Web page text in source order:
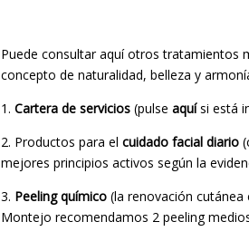
Puede consultar aquí otros tratamientos
concepto de naturalidad, belleza y
1. Cartera de servicios (pulse aquí si está
2. Productos para el cuidado facial diario
mejores principios activos según la
3. Peeling químico (la renovación
Montejo recomendamos 2 peeling